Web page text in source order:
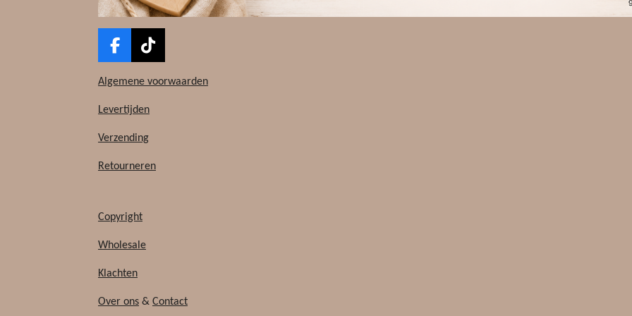
F
a
c
b
o
T
i
k
o
Algemene voorwaarden
Levertijden
Verzending
Retourneren
Copyright
Wholesale
Klachten
Over ons & Contact